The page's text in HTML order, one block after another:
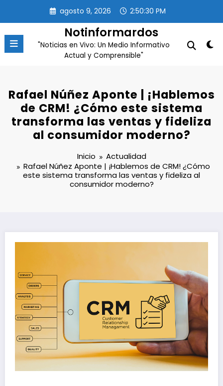
contenido
agosto 9, 2026 2:50:31 PM
Notinformardos
"Noticias en Vivo: Un Medio Informativo
Actual y Comprensible"
Rafael Núñez Aponte | ¡Hablemos
de CRM! ¿Cómo este sistema
transforma las ventas y fideliza
al consumidor moderno?
Inicio
Actualidad
Rafael Núñez Aponte | ¡Hablemos de CRM! ¿Cómo
este sistema transforma las ventas y fideliza al
consumidor moderno?